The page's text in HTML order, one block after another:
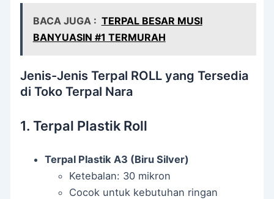
BACA JUGA : TERPAL BESAR MUSI
BANYUASIN #1 TERMURAH
Jenis-Jenis Terpal ROLL yang Tersedia
di Toko Terpal Nara
1. Terpal Plastik Roll
Terpal Plastik A3 (Biru Silver)
Ketebalan: 30 mikron
Cocok untuk kebutuhan ringan